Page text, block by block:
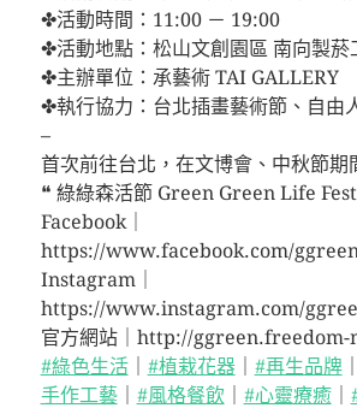
✤活動時間：11:00 － 19:00
✤活動地點：松山文創園區 南向製菸
✤主辦單位：承藝術 TAI GALLERY
✤執行協力：台北插畫藝術節、自由
–
首次前往台北，在文博會、中秋節期
❝ 綠綠森活節 Green Green Life
Facebook｜
https://www.facebook.com/
Instagram｜
https://www.instagram.com/
官方網站｜http://ggreen.freedom-
#綠色生活｜ #植栽花器｜ #再生品牌｜
手作工藝｜ #風格餐飲 #心靈療癒｜